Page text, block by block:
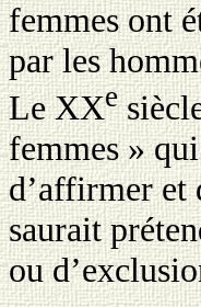
femmes ont
par les
Le XXe
femmes »
d’affirmer et
saurait
ou